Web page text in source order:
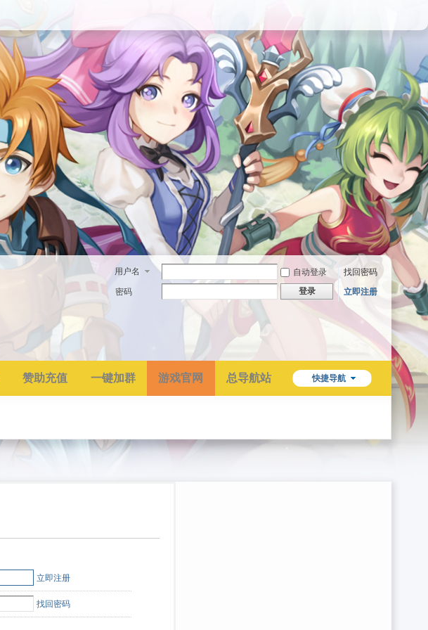
用户名 自动登录
找回密码
密码
登录 立即注册
快捷导航
赞助充值 一键加群 游戏官网 总导航站
立即注册
找回密码